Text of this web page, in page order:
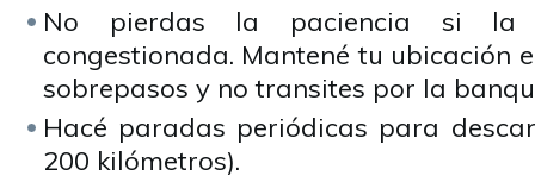
No pierdas la paciencia si la
congestionada. Mantené tu ubicación
sobrepasos y no transites por la
Hacé paradas periódicas para
200 kilómetros).